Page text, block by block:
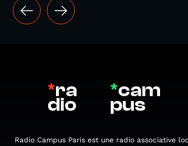
*ra
dio
*cam
pus
Radio Campus Paris est une radio associative